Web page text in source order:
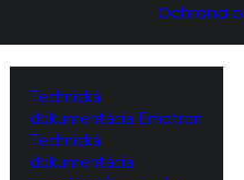
Ochrana
Technická
dokumentácia Emotron
Technická
dokumentácia